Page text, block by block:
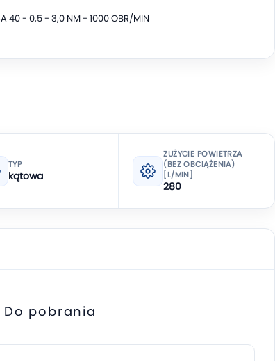
- 0,5 - 3,0 NM - 1000 OBR/MIN
TYP
kątowa
ZUŻYCIE POWIETRZA
(BEZ OBCIĄŻENIA)
[L/MIN]
280
Do pobrania